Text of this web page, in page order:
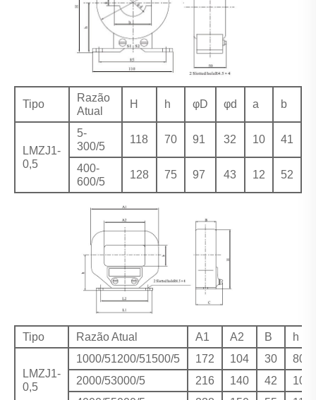
Tipo
Razão
Atual
H h φD φd a b
LMZJ1-
0,5
5-
300/5
118 70 91 32 10 41
400-
600/5
128 75 97 43 12 52
Tipo Razão Atual A1 A2 B h
LMZJ1-
0,5
1000/51200/51500/5 172 104 30
80
2000/53000/5
216 140 42
102